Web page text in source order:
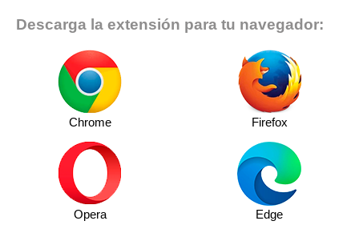
Descarga la extensión para tu navegador:
Chrome Firefox
Opera Edge